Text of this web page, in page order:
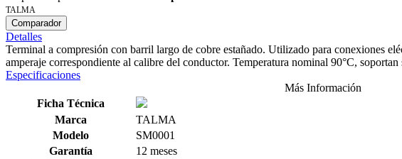
TALMA
Comparador
Detalles
Terminal a compresión con barril largo de cobre estañado. Utilizado para conexiones
amperaje correspondiente al calibre del conductor. Temperatura nominal 90°C,
Especificaciones
Más Información
Ficha Técnica
Marca
TALMA
Modelo
SM0001
Garantía
12 meses